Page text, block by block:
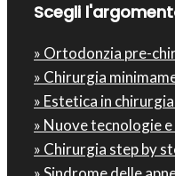
Scegli
» Ortodonzia pre-
» Chirurgia
» Estetica in
» Nuove tecnologie
» Chirurgia step by